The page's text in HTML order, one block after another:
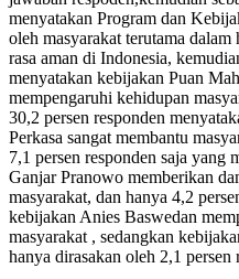
menyatakan Program dan
oleh masyarakat terutama
rasa aman di Indonesia,
menyatakan kebijakan Puan
mempengaruhi kehidupan
30,2 persen responden
Perkasa sangat membantu
7,1 persen responden saja yang
Ganjar Pranowo memberikan
masyarakat, dan hanya 4,2
kebijakan Anies Baswedan
masyarakat , sedangkan
hanya dirasakan oleh 2,1 persen